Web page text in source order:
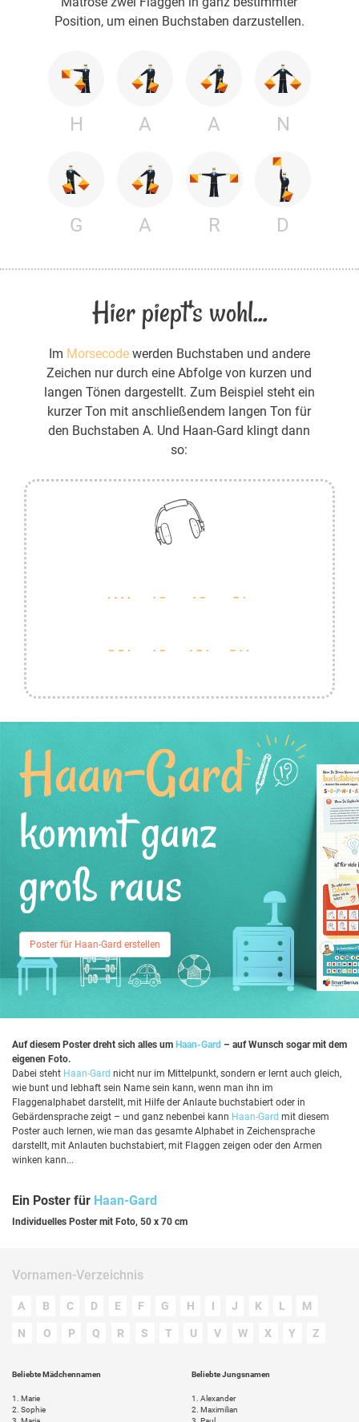
Position, um einen Buchstaben darzustellen.
H A A N
G A R D
Hier piept's wohl...
Im Morsecodewerden Buchstaben und andere
Zeichen nur durch eine Abfolge von kurzen und
langen Tönen dargestellt. Zum Beispiel steht ein
kurzer Ton mit anschließendem langen Ton für
den Buchstaben A. Und Haan-Gard klingt dann
so:
Haan-Gard
kommt ganz
groß raus
Poster für Haan-Gard erstellen
Auf diesem Poster dreht sich alles um Haan-Gard – auf Wunsch sogar mit dem
eigenen Foto.
Dabei steht Haan-Gard nicht nur im Mittelpunkt, sondern er lernt auch gleich,
wie bunt und lebhaft sein Name sein kann, wenn man ihn im
Flaggenalphabet darstellt, mit Hilfe der Anlaute buchstabiert oder in
Gebärdensprache zeigt – und ganz nebenbei kann Haan-Gard mit diesem
Poster auch lernen, wie man das gesamte Alphabet in Zeichensprache
darstellt, mit Anlauten buchstabiert, mit Flaggen zeigen oder den Armen
winken kann...
Ein Poster für Haan-Gard
Individuelles Poster mit Foto, 50 x 70 cm
Vornamen-Verzeichnis
A B C D E F G H I J K L M
N O P Q R S T U V W X Y Z
Beliebte Mädchennamen
1. Marie
2. Sophie
Beliebte Jungsnamen
1. Alexander
2. Maximilian